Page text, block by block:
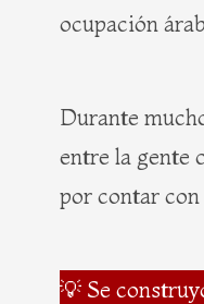
ocupación
Durante
entre la gente
por contar con
💡 Se